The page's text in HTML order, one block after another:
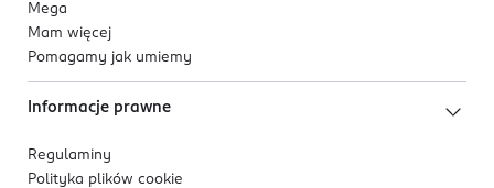
Mega
Mam więcej
Pomagamy jak umiemy
Informacje prawne
Regulaminy
Polityka plików cookie